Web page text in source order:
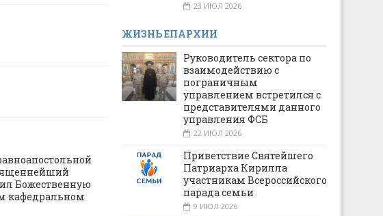
Божественную
кафедральном
23 ИЮЛ 2026
ЖИЗНЬ ЕПАРХИИ
Руководитель сектора по
взаимодействию с
пограничным
управлением встретился с
представителями данного
управления ФСБ
22 ИЮЛ 2026
Приветствие Святейшего
Патриарха Кирилла
участникам Всероссийского
парада семьи
9 ИЮЛ 2026